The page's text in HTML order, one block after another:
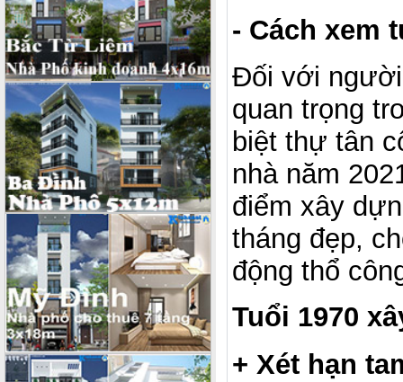
- Cách xem
Đối với
quan trọng
biệt thự tân
nhà năm
điểm xây
tháng đẹp,
động thổ
Tuổi 1970
+ Xét hạn